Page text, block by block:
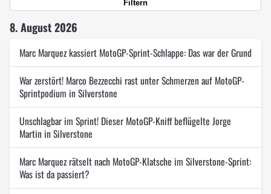
Filtern
8. August 2026
Marc Marquez kassiert MotoGP-Sprint-Schlappe: Das war der Grund
War zerstört! Marco Bezzecchi rast unter Schmerzen auf MotoGP-
Sprintpodium in Silverstone
Unschlagbar im Sprint! Dieser MotoGP-Kniff beflügelte Jorge
Martin in Silverstone
Marc Marquez rätselt nach MotoGP-Klatsche im Silverstone-Sprint:
Was ist da passiert?